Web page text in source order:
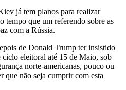
já tem planos para realizar
tempo que um referendo sobre as
com a Rússia.
de Donald Trump ter insistido
eleitoral até 15 de Maio, sob
norte-americanas, pouco ou
que não seja cumprir com esta